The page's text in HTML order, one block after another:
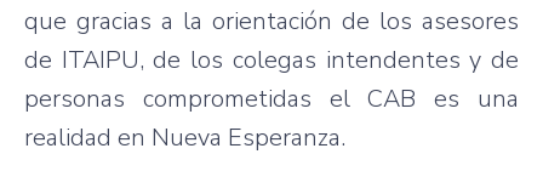
que gracias a la orientación de los asesores
de ITAIPU, de los colegas intendentes y de
personas comprometidas el CAB es una
realidad en Nueva Esperanza.